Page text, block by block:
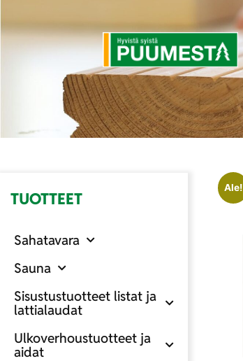
TUOTTEET
Sahatavara
Sauna
Sisustustuotteet listat ja
lattialaudat
Ulkoverhoustuotteet ja
aidat
Ale!